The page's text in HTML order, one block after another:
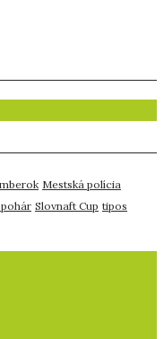
Mestská polícia
pohár Slovnaft Cup tipos